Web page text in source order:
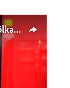
Ard-arda açılan dərman zavodları ölkənin tələbatını ödəyirmi?